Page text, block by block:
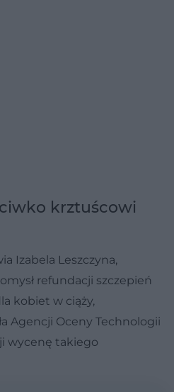
krztuścowi
Izabela Leszczyna,
refundacji szczepień
kobiet w ciąży,
Agencji Oceny Technologii
wycenę takiego